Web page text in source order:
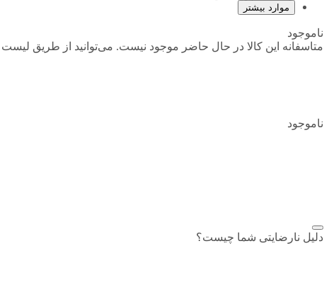
موارد بیشتر
ناموجود
متاسفانه این کالا در حال حاضر موجود نیست. می‌توانید از طریق لیست
ناموجود
دلیل نارضایتی شما چیست؟